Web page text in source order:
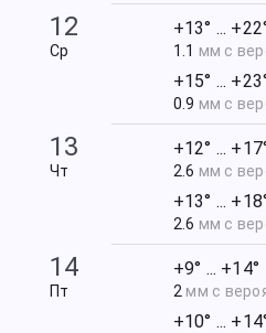
12
Ср
+13° ...
1.1 мм с
+15° ...
0.9 мм с
13
Чт
+12° ...
2.6 мм с
+13° ...
2.6 мм с
14
Пт
+9° ... +14°
2 мм с
+10° ...